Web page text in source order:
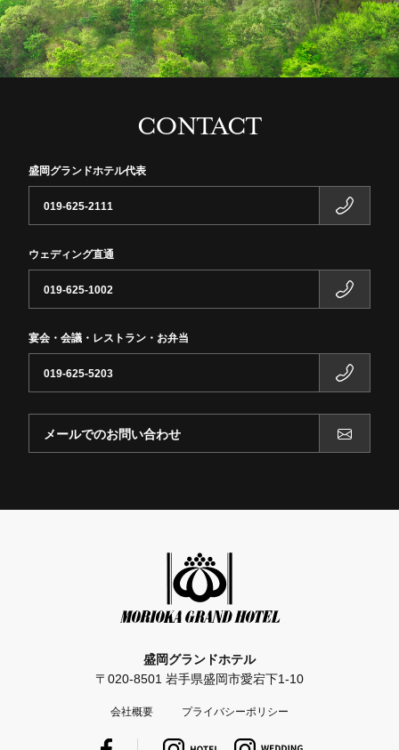
CONTACT
盛岡グランドホテル代表
019-625-2111
ウェディング直通
019-625-1002
宴会・会議・レストラン・お弁当
019-625-5203
メールでのお問い合わせ
盛岡グランドホテル
〒020-8501 岩手県盛岡市愛宕下1-10
会社概要 プライバシーポリシー